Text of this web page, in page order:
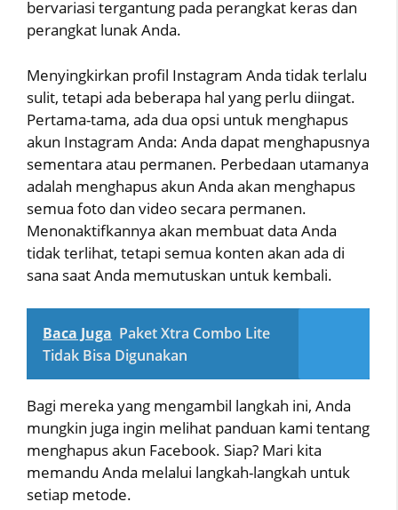
bervariasi tergantung pada perangkat keras dan
perangkat lunak Anda.
Menyingkirkan profil Instagram Anda tidak terlalu
sulit, tetapi ada beberapa hal yang perlu diingat.
Pertama-tama, ada dua opsi untuk menghapus
akun Instagram Anda: Anda dapat menghapusnya
sementara atau permanen. Perbedaan utamanya
adalah menghapus akun Anda akan menghapus
semua foto dan video secara permanen.
Menonaktifkannya akan membuat data Anda
tidak terlihat, tetapi semua konten akan ada di
sana saat Anda memutuskan untuk kembali.
Baca Juga Paket Xtra Combo Lite
Tidak Bisa Digunakan
Bagi mereka yang mengambil langkah ini, Anda
mungkin juga ingin melihat panduan kami tentang
menghapus akun Facebook. Siap? Mari kita
memandu Anda melalui langkah-langkah untuk
setiap metode.